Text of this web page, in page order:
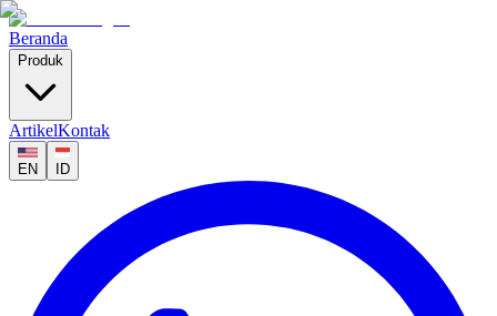
Beranda
Produk
ArtikelKontak
EN ID